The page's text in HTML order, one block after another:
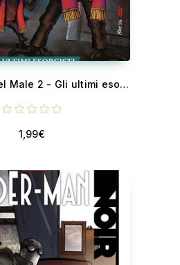
La Conjura del Male 2 - Gli ultimi esorcisti
1,99€